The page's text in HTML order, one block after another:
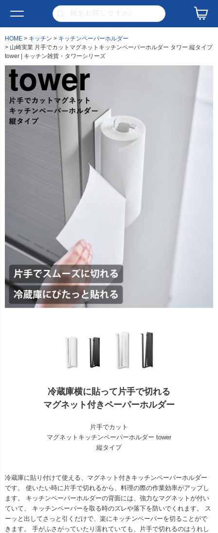
HOME キッチン
キッチンペーパーホルダー
山崎実業 片手でカットマグネットキッチンペーパーホルダー タワー 縦タイプ
tower | キッチン雑貨・タワーシリーズ
冷蔵庫横に貼って片手で切れる
マグネット付きペーパーホルダー
片手でカット
マグネットキッチンペーパーホルダー tower
縦タイプ
冷蔵庫に貼り付けて使える、マグネット付きキッチンペーパーホルダー
です。 使いたい時に片手で切れるから、料理の際の作業効率がアップし
ます。 キッチンペーパーホルダーの背面には、強力なマグネットが付い
ていて、 キッチンペーパーを取る時のズレや落下を防いでくれます。 ス
ーッと出してさっと引くだけで、楽にキッチンペーパーを切ることがで
きます。 手がふさがっていたり濡れていても、片手で切れるのはうれし